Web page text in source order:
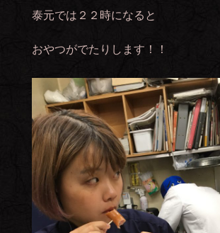
泰元では２２時になると
おやつがでたりします！！